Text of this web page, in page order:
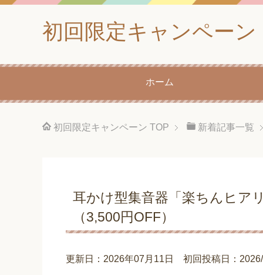
初回限定キャンペーン
ホーム
初回限定キャンペーン TOP 新着記事一覧
耳かけ型集音器「楽ちんヒア
（3,500円OFF）
更新日：2026年07月11日 初回投稿日：